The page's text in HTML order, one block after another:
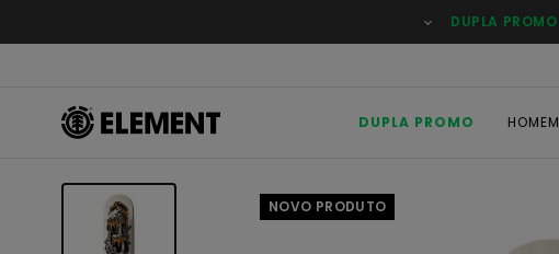
a
DUPLA PROMO
DUPLA PROMO HOMEM
NOVO PRODUTO